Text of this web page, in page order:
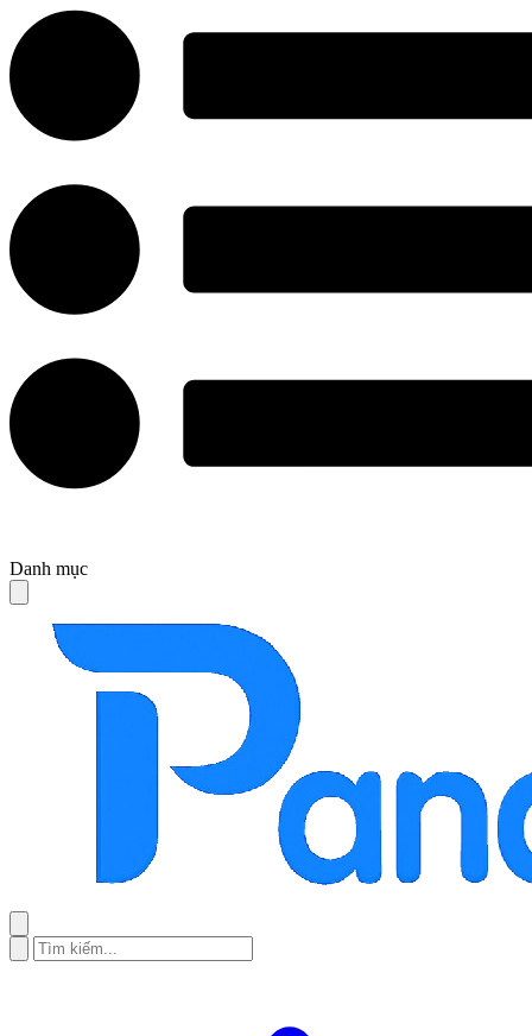
Danh mục